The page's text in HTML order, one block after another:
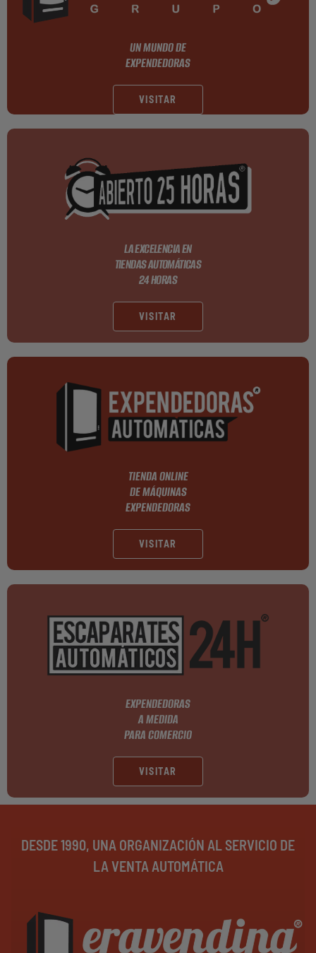
UN MUNDO DE
EXPENDEDORAS
VISITAR
LA EXCELENCIA EN
TIENDAS AUTOMÁTICAS
24 HORAS
VISITAR
TIENDA ONLINE
DE MÁQUINAS
EXPENDEDORAS
VISITAR
EXPENDEDORAS
A MEDIDA
PARA COMERCIO
VISITAR
DESDE 1990, UNA ORGANIZACIÓN AL SERVICIO DE
LA VENTA AUTOMÁTICA